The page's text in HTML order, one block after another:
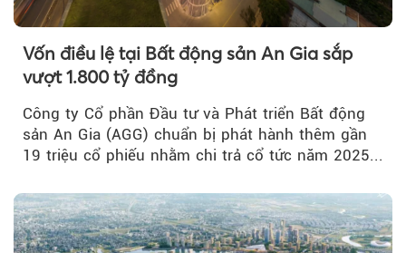
Vốn điều lệ tại Bất động sản An Gia sắp
vượt 1.800 tỷ đồng
Công ty Cổ phần Đầu tư và Phát triển Bất động
sản An Gia (AGG) chuẩn bị phát hành thêm gần
19 triệu cổ phiếu nhằm chi trả cổ tức năm 2025...